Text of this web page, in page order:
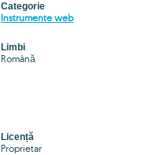
Categorie
Instrumente web
Limbi
Română
Licență
Proprietar